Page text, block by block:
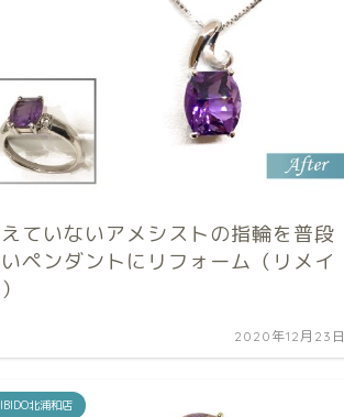
ていないアメシストの指輪を普段
ペンダントにリフォーム（リメイ
2020年12月23日
北浦和店